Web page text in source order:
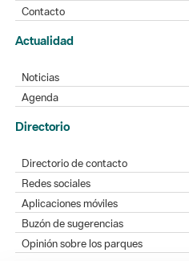
Contacto
Actualidad
Noticias
Agenda
Directorio
Directorio de contacto
Redes sociales
Aplicaciones móviles
Buzón de sugerencias
Opinión sobre los parques